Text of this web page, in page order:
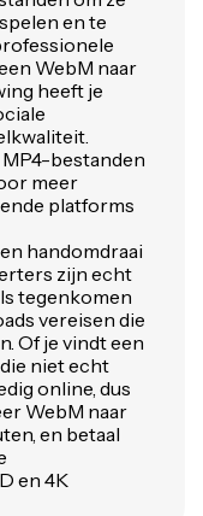
en te
WebM naar
heeft je
bestanden
meer
platforms
handomdraai
zijn echt
tegenkomen
vereisen die
Of je vindt een
niet echt
online, dus
WebM naar
en betaal
en 4K